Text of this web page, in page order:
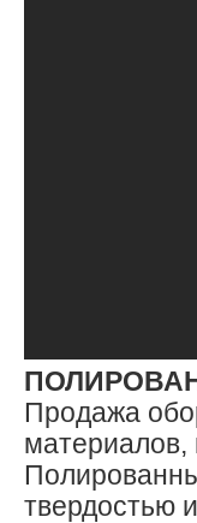
Продажа
материалов,
твердостью